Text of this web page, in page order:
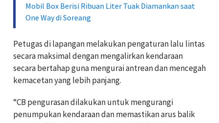
Mobil Box Berisi Ribuan Liter Tuak Diamankan saat
One Way di Soreang
Petugas di lapangan melakukan pengaturan lalu lintas
secara maksimal dengan mengalirkan kendaraan
secara bertahap guna mengurai antrean dan mencegah
kemacetan yang lebih panjang.
“CB pengurasan dilakukan untuk mengurangi
penumpukan kendaraan dan memastikan arus balik